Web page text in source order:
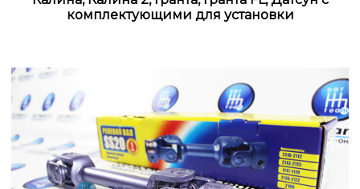
комплектующими для установки